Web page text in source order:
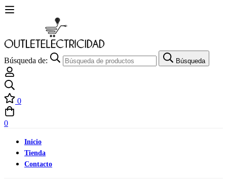
Búsqueda de: Búsqueda
0
0
Inicio
Tienda
Contacto